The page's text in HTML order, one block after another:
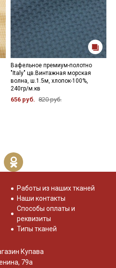
Вафельное премиум-полотно
"Italy" цв.Винтажная морская
волна, ш.1.5м, хлопок-100%,
240гр/м.кв
656 руб. 820 руб.
Работы из наших тканей
Наши контакты
Способы оплаты и
реквизиты
Типы тканей
Купава
79а